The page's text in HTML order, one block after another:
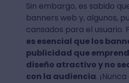
Sin embargo, es sabido
banners web y, algunos,
cansados para el usuario.
es esencial que los
publicidad que
diseño atractivo y no
con la audiencia.